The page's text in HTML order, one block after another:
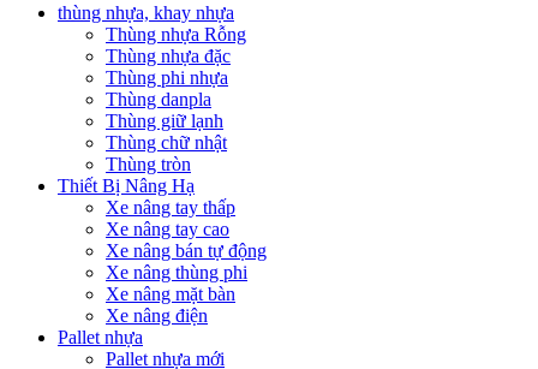
thùng nhựa, khay nhựa
Thùng nhựa Rỗng
Thùng nhựa đặc
Thùng phi nhựa
Thùng danpla
Thùng giữ lạnh
Thùng chữ nhật
Thùng tròn
Thiết Bị Nâng Hạ
Xe nâng tay thấp
Xe nâng tay cao
Xe nâng bán tự động
Xe nâng thùng phi
Xe nâng mặt bàn
Xe nâng điện
Pallet nhựa
Pallet nhựa mới